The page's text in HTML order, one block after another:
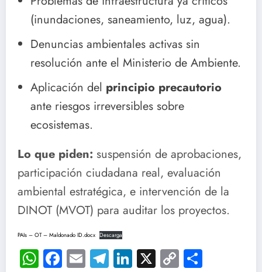
(inundaciones, saneamiento, luz, agua).
Denuncias ambientales activas sin
resolución ante el Ministerio de Ambiente.
Aplicación del principio precautorio
ante riesgos irreversibles sobre
ecosistemas.
Lo que piden: suspensión de aprobaciones,
participación ciudadana real, evaluación
ambiental estratégica, e intervención de la
DINOT (MVOT) para auditar los proyectos.
PAIs – OT – Maldonado ID.docx Descarga
WhatsApp
Facebook
EmailTelegram
LinkedIn
X Copy